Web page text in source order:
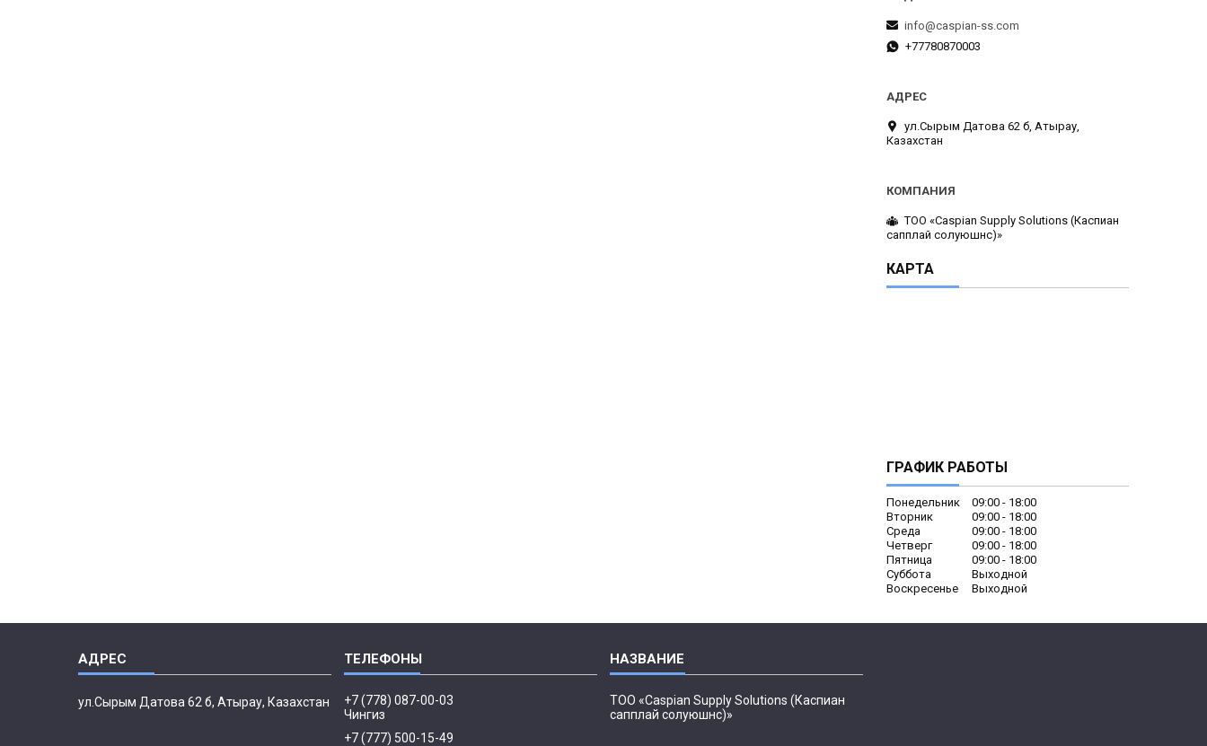
info@caspian-ss.com
+77780870003
ул.Сырым Датова 62 б, Атырау,
Казахстан
ТОО «Caspian Supply Solutions (Каспиан
сапплай солуюшнс)»
КАРТА
ГРАФИК РАБОТЫ
Понедельник 09:00
18:00
Вторник
09:00
18:00
Среда
09:00
18:00
Четверг
09:00
18:00
Пятница
09:00
18:00
Суббота
Выходной
Воскресенье
Выходной
ул.Сырым Датова 62 б, Атырау, Казахстан
+7 (778) 087-00-03
Чингиз
+7 (777) 500-15-49
ТОО «Caspian Supply Solutions (Каспиан
сапплай солуюшнс)»